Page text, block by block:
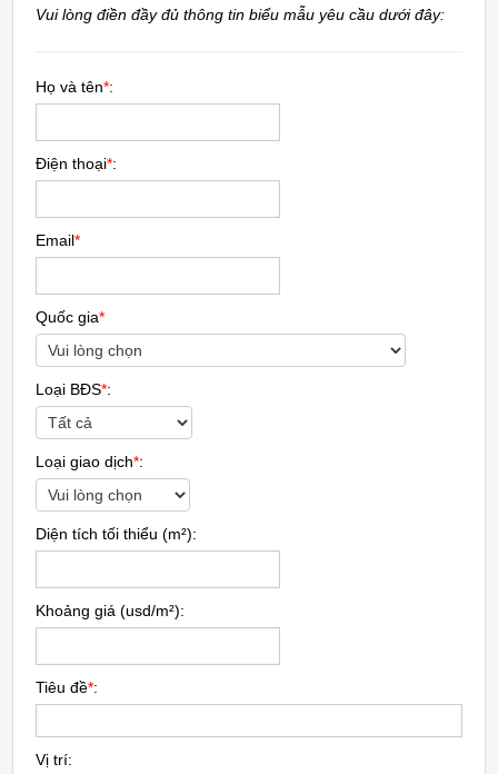
Vui lòng điền đầy đủ thông tin biểu mẫu yêu cầu dưới đây:
Họ và tên*:
Điện thoại*:
Email*
Quốc gia*
Loại BĐS*:
Loại giao dịch*:
Diện tích tối thiểu(m²):
Khoảng giá(usd/m²):
Tiêu đề*:
Vị trí: